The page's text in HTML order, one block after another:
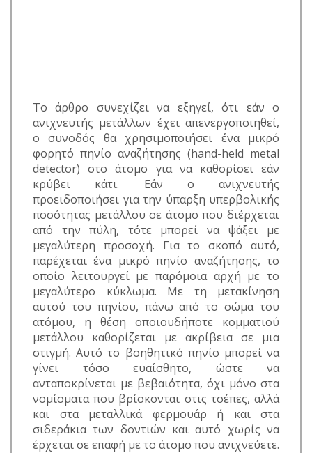
Το άρθρο συνεχίζει να εξηγεί, ότι εάν ο
ανιχνευτής μετάλλων έχει απενεργοποιηθεί,
ο συνοδός θα χρησιμοποιήσει ένα μικρό
φορητό πηνίο αναζήτησης (hand-held metal
detector) στο άτομο για να καθορίσει εάν
κρύβει κάτι. Εάν ο ανιχνευτής
προειδοποιήσει για την ύπαρξη υπερβολικής
ποσότητας μετάλλου σε άτομο που διέρχεται
από την πύλη, τότε μπορεί να ψάξει με
μεγαλύτερη προσοχή. Για το σκοπό αυτό,
παρέχεται ένα μικρό πηνίο αναζήτησης, το
οποίο λειτουργεί με παρόμοια αρχή με το
μεγαλύτερο κύκλωμα. Με τη μετακίνηση
αυτού του πηνίου, πάνω από το σώμα του
ατόμου, η θέση οποιουδήποτε κομματιού
μετάλλου καθορίζεται με ακρίβεια σε μια
στιγμή. Αυτό το βοηθητικό πηνίο μπορεί να
γίνει τόσο ευαίσθητο, ώστε να
ανταποκρίνεται με βεβαιότητα, όχι μόνο στα
νομίσματα που βρίσκονται στις τσέπες, αλλά
και στα μεταλλικά φερμουάρ ή και στα
σιδεράκια των δοντιών και αυτό χωρίς να
έρχεται σε επαφή με το άτομο που ανιχνεύετε.